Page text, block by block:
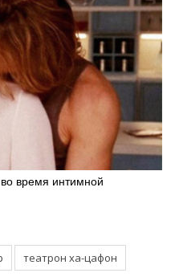
время интимной
театрон ха-цафон